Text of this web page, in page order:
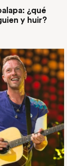
¿qué
y huir?